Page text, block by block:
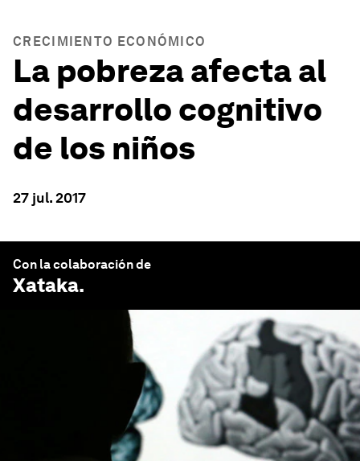
CRECIMIENTO ECONÓMICO
La pobreza afecta al
desarrollo cognitivo
de los niños
27 jul. 2017
Con la colaboración de
Xataka.